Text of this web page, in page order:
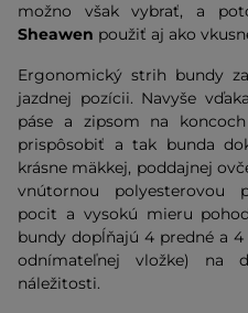
možno však vybrať, a
Sheawen použiť aj ako
Ergonomický strih bundy
jazdnej pozícii. Navyše
páse a zipsom na
prispôsobiť a tak bunda
krásne mäkkej, poddajnej
vnútornou polyesterovou
pocit a vysokú mieru
bundy dopĺňajú 4 predné a
odnímateľnej vložke) na
náležitosti.